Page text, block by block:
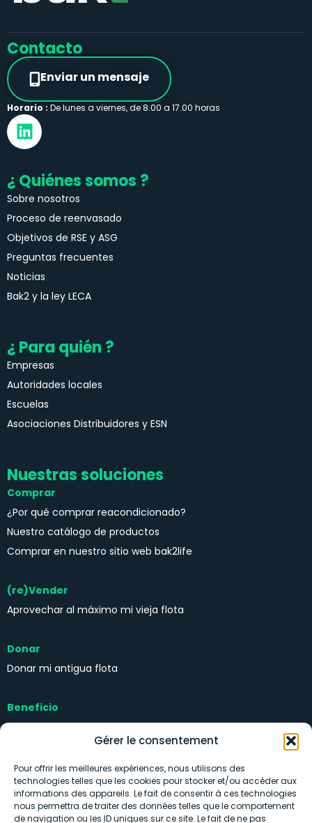
Gérer le consentement
Pour offrir les meilleures expériences, nous utilisons des
technologies telles que les cookies pour stocker et/ou accéder aux
informations des appareils. Le fait de consentir à ces technologies
nous permettra de traiter des données telles que le comportement
de navigation ou les ID uniques sur ce site. Le fait de ne pas
¿ Quiénes somos ?
Sobre nosotros
Proceso de reenvasado
Objetivos de RSE y ASG
Preguntas frecuentes
Noticias
Bak2 y la ley LECA
¿ Para quién ?
Empresas
Autoridades locales
Escuelas
Asociaciones Distribuidores y ESN
Nuestras soluciones
Comprar
¿Por qué comprar reacondicionado?
Nuestro catálogo de productos
Comprar en nuestro sitio web bak2life
(re)Vender
Aprovechar al máximo mi vieja flota
Donar
Donar mi antigua flota
Beneficio
Kits de solidaridad
Contacto
Enviar un mensaje
Horario : De lunes a viernes, de 8.00 a 17.00 horas